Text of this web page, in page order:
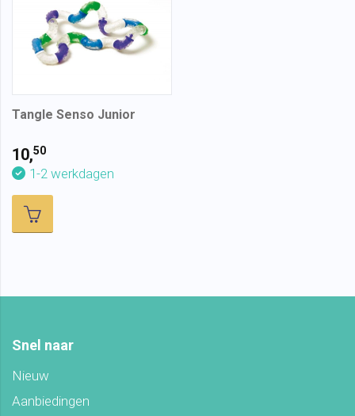
Tangle Senso Junior
10,50
1-2 werkdagen
Snel naar
Nieuw
Aanbiedingen